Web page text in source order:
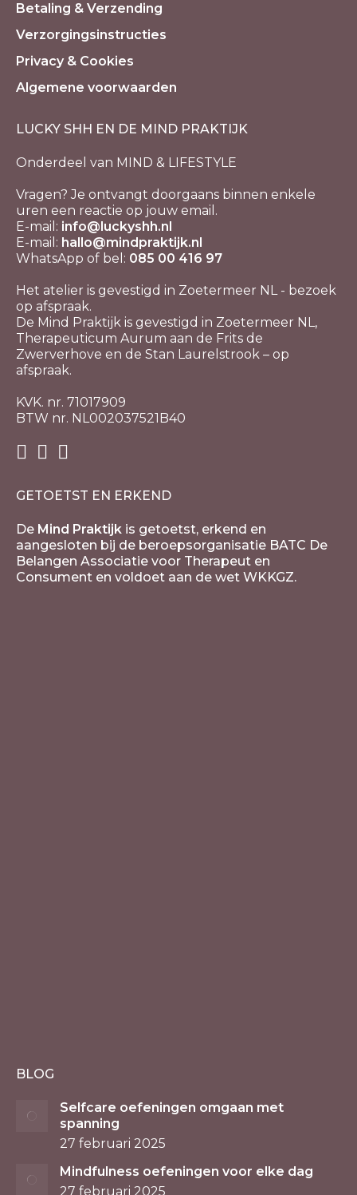
Betaling & Verzending
Verzorgingsinstructies
Privacy & Cookies
Algemene voorwaarden
LUCKY SHH EN DE MIND PRAKTIJK
Onderdeel van MIND & LIFESTYLE
Vragen? Je ontvangt doorgaans binnen enkele
uren een reactie op jouw email.
E-mail: info@luckyshh.nl
E-mail: hallo@mindpraktijk.nl
WhatsApp of bel: 085 00 416 97
Het atelier is gevestigd in Zoetermeer NL - bezoek
op afspraak.
De Mind Praktijk is gevestigd in Zoetermeer NL,
Therapeuticum Aurum aan de Frits de
Zwerverhove en de Stan Laurelstrook – op
afspraak.
KVK. nr. 71017909
BTW nr. NL002037521B40
GETOETST EN ERKEND
De Mind Praktijk is getoetst, erkend en
aangesloten bij de beroepsorganisatie BATC De
Belangen Associatie voor Therapeut en
Consument en voldoet aan de wet WKKGZ.
BLOG
Selfcare oefeningen omgaan met
spanning
27 februari 2025
Mindfulness oefeningen voor elke dag
27 februari 2025